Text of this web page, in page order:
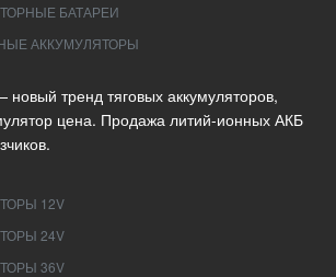
БАТАРЕИ
АККУМУЛЯТОРЫ
тренд тяговых аккумуляторов,
цена. Продажа литий-ионных АКБ
12V
24V
36V